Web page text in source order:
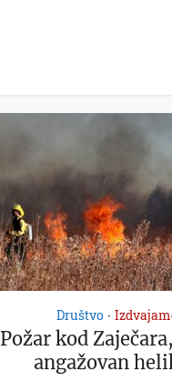
Društvo •
Požar kod
angažovan